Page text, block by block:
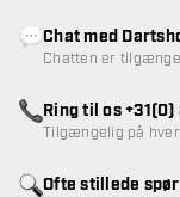
Ofte stillede
Chat med
Chatten er
Ring til os
Tilgængelig på